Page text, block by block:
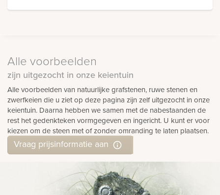
Alle voorbeelden
zijn uitgezocht in onze keientuin
Alle voorbeelden van natuurlijke grafstenen, ruwe stenen en
zwerfkeien die u ziet op deze pagina zijn zelf uitgezocht in onze
keientuin. Daarna hebben we samen met de nabestaanden de
rest het gedenkteken vormgegeven en ingericht. U kunt er voor
kiezen om de steen met of zonder omranding te laten plaatsen.
Vraag prijsinformatie aan